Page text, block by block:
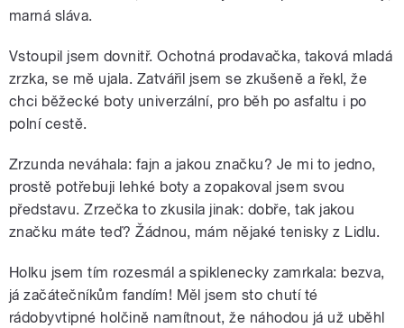
marná sláva.
Vstoupil jsem dovnitř. Ochotná prodavačka, taková mladá
zrzka, se mě ujala. Zatvářil jsem se zkušeně a řekl, že
chci běžecké boty univerzální, pro běh po asfaltu i po
polní cestě.
Zrzunda neváhala: fajn a jakou značku? Je mi to jedno,
prostě potřebuji lehké boty a zopakoval jsem svou
představu. Zrzečka to zkusila jinak: dobře, tak jakou
značku máte teď? Žádnou, mám nějaké tenisky z Lidlu.
Holku jsem tím rozesmál a spiklenecky zamrkala: bezva,
já začátečníkům fandím! Měl jsem sto chutí té
rádobyvtipné holčině namítnout, že náhodou já už uběhl